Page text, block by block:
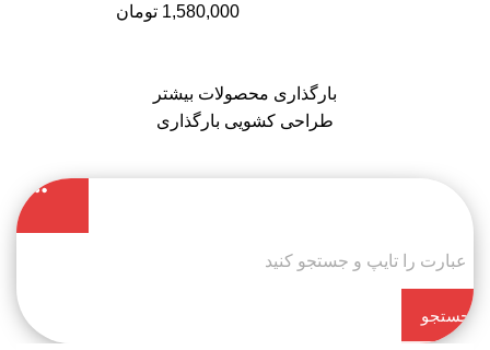
جستجو
1,580,000 تومان
بارگذاری محصولات بیشتر
طراحی کشویی بارگذاری